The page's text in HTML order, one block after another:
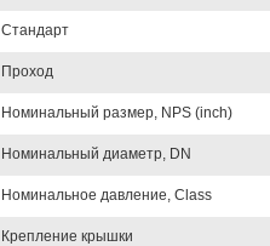
Стандарт
Проход
Номинальный размер, NPS (inch)
Номинальный диаметр, DN
Номинальное давление, Class
Крепление крышки